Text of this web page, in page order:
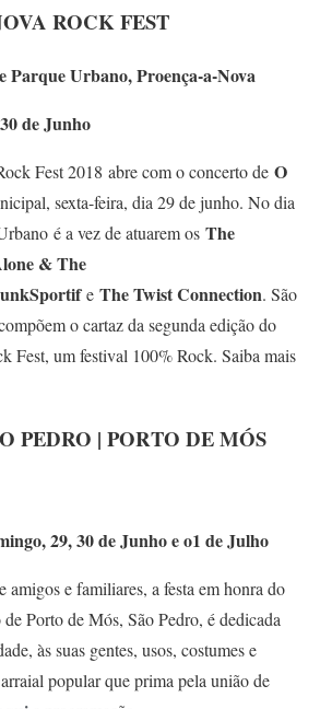
ROCK FEST
Parque Urbano, Proença-a-Nova
de Junho
Fest 2018 abre com o concerto de O
sexta-feira, dia 29 de junho. No dia
é a vez de atuarem os The
& The
e The Twist Connection. São
o cartaz da segunda edição do
Fest, um festival 100% Rock. Saiba mais
PEDRO | PORTO DE MÓS
29, 30 de Junho e o1 de Julho
amigos e familiares, a festa em honra do
Porto de Mós, São Pedro, é dedicada
às suas gentes, usos, costumes e
popular que prima pela união de